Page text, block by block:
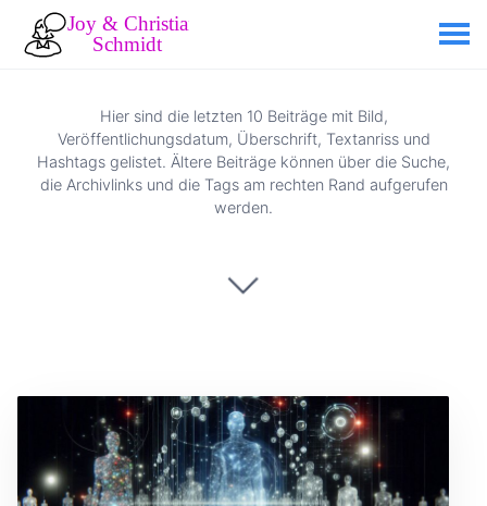
Hier sind die letzten 10 Beiträge mit Bild,
Veröffentlichungsdatum, Überschrift, Textanriss und
Hashtags gelistet. Ältere Beiträge können über die Suche,
die Archivlinks und die Tags am rechten Rand aufgerufen
werden.